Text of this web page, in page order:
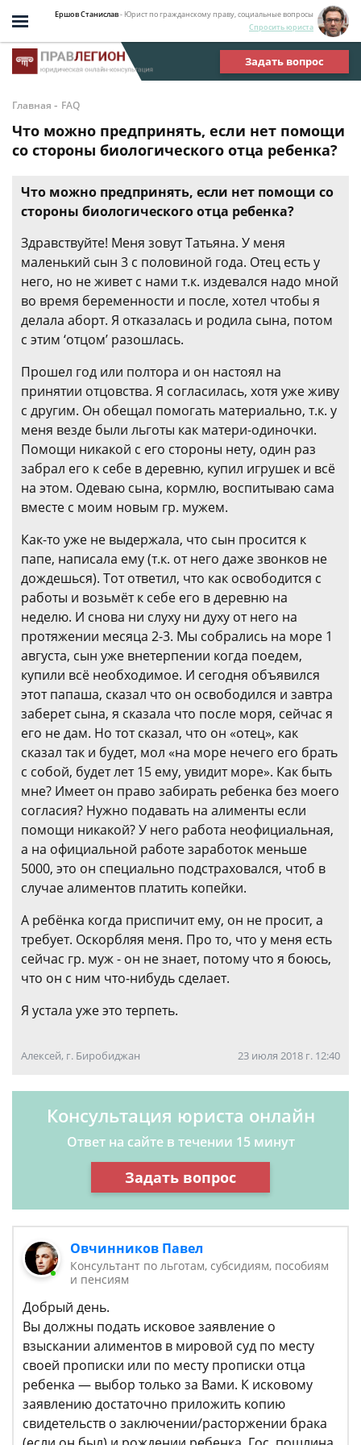
Ершов Станислав- Юрист по гражданскому праву, социальные вопросы
Спросить юриста
Задать вопрос
Главная - FAQ
Что можно предпринять, если нет помощи
со стороны биологического отца ребенка?
Что можно предпринять, если нет помощи со
стороны биологического отца ребенка?
Здравствуйте! Меня зовут Татьяна. У меня
маленький сын 3 с половиной года. Отец есть у
него, но не живет с нами т.к. издевался надо мной
во время беременности и после, хотел чтобы я
делала аборт. Я отказалась и родила сына, потом
с этим ‘отцом’ разошлась.
Прошел год или полтора и он настоял на
принятии отцовства. Я согласилась, хотя уже живу
с другим. Он обещал помогать материально, т.к. у
меня везде были льготы как матери-одиночки.
Помощи никакой с его стороны нету, один раз
забрал его к себе в деревню, купил игрушек и всё
на этом. Одеваю сына, кормлю, воспитываю сама
вместе с моим новым гр. мужем.
Как-то уже не выдержала, что сын просится к
папе, написала ему (т.к. от него даже звонков не
дождешься). Тот ответил, что как освободится с
работы и возьмёт к себе его в деревню на
неделю. И снова ни слуху ни духу от него на
протяжении месяца 2-3. Мы собрались на море 1
августа, сын уже внетерпении когда поедем,
купили всё необходимое. И сегодня объявился
этот папаша, сказал что он освободился и завтра
заберет сына, я сказала что после моря, сейчас я
его не дам. Но тот сказал, что он «отец», как
сказал так и будет, мол «на море нечего его брать
с собой, будет лет 15 ему, увидит море». Как быть
мне? Имеет он право забирать ребенка без моего
согласия? Нужно подавать на алименты если
помощи никакой? У него работа неофициальная,
а на официальной работе заработок меньше
5000, это он специально подстраховался, чтоб в
случае алиментов платить копейки.
А ребёнка когда приспичит ему, он не просит, а
требует. Оскорбляя меня. Про то, что у меня есть
сейчас гр. муж - он не знает, потому что я боюсь,
что он с ним что-нибудь сделает.
Я устала уже это терпеть.
Алексей, г. Биробиджан 23 июля 2018 г. 12:40
Консультация юриста онлайн
Ответ на сайте в течении 15 минут
Задать вопрос
Овчинников Павел
Консультант по льготам, субсидиям, пособиям
и пенсиям
Добрый день.
Вы должны подать исковое заявление о
взыскании алиментов в мировой суд по месту
своей прописки или по месту прописки отца
ребенка — выбор только за Вами. К исковому
заявлению достаточно приложить копию
свидетельств о заключении/расторжении брака